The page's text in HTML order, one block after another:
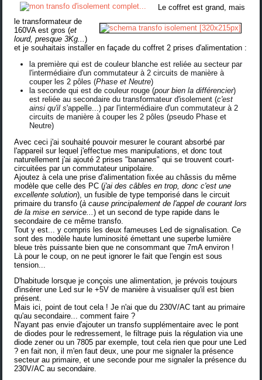
Le coffret est grand, mais
le transformateur de
160VA est gros (et
lourd, presque 3Kg...)
et je souhaitais installer en façade du coffret 2 prises d'alimentation :
la première qui est de couleur blanche est reliée au secteur par
l'intermédiaire d'un commutateur à 2 circuits de manière à
couper les 2 pôles (Phase et Neutre)
la seconde qui est de couleur rouge (pour bien la différencier)
est reliée au secondaire du transformateur d'isolement (c'est
ainsi qu'il s'appelle...) par l'intermédiaire d'un commutateur à 2
circuits de manière à couper les 2 pôles (pseudo Phase et
Neutre)
Avec ceci j'ai souhaité pouvoir mesurer le courant absorbé par
l'appareil sur lequel j'effectue mes manipulations, et donc tout
naturellement j'ai ajouté 2 prises "bananes" qui se trouvent court-
circuitées par un commutateur unipolaire.
Ajoutez à cela une prise d'alimentation fixée au châssis du même
modèle que celle des PC (j'ai des câbles en trop, donc c'est une
excellente solution), un fusible de type temporisé dans le circuit
primaire du transfo (à cause principalement de l'appel de courant lors
de la mise en service...) et un second de type rapide dans le
secondaire de ce même transfo.
Tout y est... y compris les deux fameuses Led de signalisation. Ce
sont des modèle haute luminosité émettant une superbe lumière
bleue très puissante bien que ne consommant que 7mA environ !
Là pour le coup, on ne peut ignorer le fait que l'engin est sous
tension...
D'habitude lorsque je conçois une alimentation, je prévois toujours
d'insérer une Led sur le +5V de manière à visualiser qu'il est bien
présent.
Mais ici, point de tout cela ! Je n'ai que du 230V/AC tant au primaire
qu'au secondaire... comment faire ?
N'ayant pas envie d'ajouter un transfo supplémentaire avec le pont
de diodes pour le redressement, le filtrage puis la régulation via une
diode zener ou un 7805 par exemple, tout cela rien que pour une Led
? en fait non, il m'en faut deux, une pour me signaler la présence
secteur au primaire, et une seconde pour me signaler la présence du
230V/AC au secondaire.